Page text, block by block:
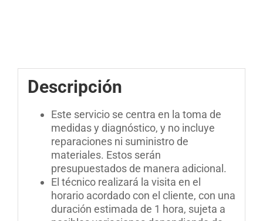
Descripción
Este servicio se centra en la toma de
medidas y diagnóstico, y no incluye
reparaciones ni suministro de
materiales. Estos serán
presupuestados de manera adicional.
El técnico realizará la visita en el
horario acordado con el cliente, con una
duración estimada de 1 hora, sujeta a